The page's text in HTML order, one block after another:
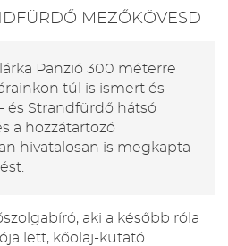
MEZŐKÖVESD
Panzió 300 méterre
túl is ismert és
és Strandfürdő hátsó
a hozzátartozó
hivatalosan is megkapta
aki a később róla
lett, kőolaj-kutató